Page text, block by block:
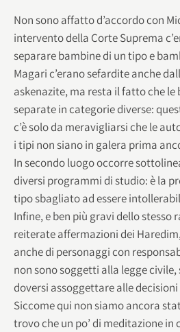
Non sono affatto d’accordo con
intervento della Corte Suprema
separare bambine di un tipo e
Magari c’erano sefardite anche
askenazite, ma resta il fatto che le
separate in categorie diverse:
c’è solo da meravigliarsi che le
i tipi non siano in galera prima
In secondo luogo occorre
diversi programmi di studio: è la
tipo sbagliato ad essere
Infine, e ben più gravi dello stesso
reiterate affermazioni dei
anche di personaggi con
non sono soggetti alla legge
doversi assoggettare alle decisioni
Siccome qui non siamo ancora
trovo che un po’ di meditazione